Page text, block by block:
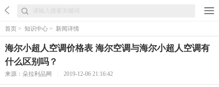
首页 > 知识中心 > 新闻详情
海尔小超人空调价格表 海尔空调与海尔小超人空调有
什么区别吗？
来源：朵拉利品网 2019-12-06 21:16:42